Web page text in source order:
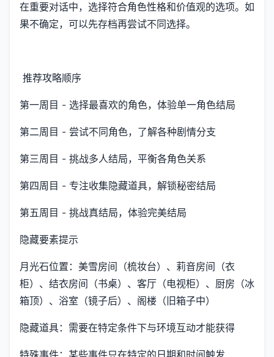
在重要对话中，选择符合角色性格和价值观的选项。如
果不确定，可以先存档再尝试不同选择。
推荐攻略顺序
第一周目 - 选择最喜欢的角色，体验单一角色结局
第二周目 - 尝试不同角色，了解各种剧情分支
第三周目 - 挑战多人结局，平衡各角色关系
第四周目 - 专注收集隐藏道具，解锁秘密结局
第五周目 - 挑战真结局，体验完美结局
隐藏要素提示
月光石位置：美雪房间（梳妆台）、莉音房间（衣
柜）、结衣房间（书桌）、客厅（电视柜）、厨房（冰
箱顶）、浴室（镜子后）、阁楼（旧箱子中）
隐藏道具：需要在特定条件下与环境互动才能获得
特殊事件：某些事件只在特定的日期和时间触发